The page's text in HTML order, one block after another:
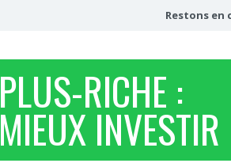
Restons en
PLUS-RICHE :
MIEUX INVESTIR